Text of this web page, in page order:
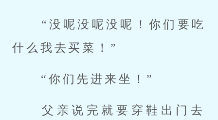
什么我去买菜！”
“你们先进来坐！”